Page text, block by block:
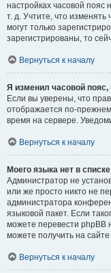
настройках часовой пояс
т. д. Учтите, что изменять
могут только
зарегистрированы, то
Вернуться к началу
Я изменил часовой
Если вы уверены, что
отображается по-
время на сервере.
Вернуться к началу
Моего языка нет в
Администратор не
или же просто никто не
администратора
языковой пакет. Если
можете перевести
можете получить на сайте
Вернуться к началу